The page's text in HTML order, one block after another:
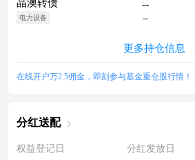
晶澳转债
电力设备
--
--
更多持仓信息
在线开户万2.5佣金，即刻参与基金重仓股行情！
分红送配
权益登记日 分红发放日